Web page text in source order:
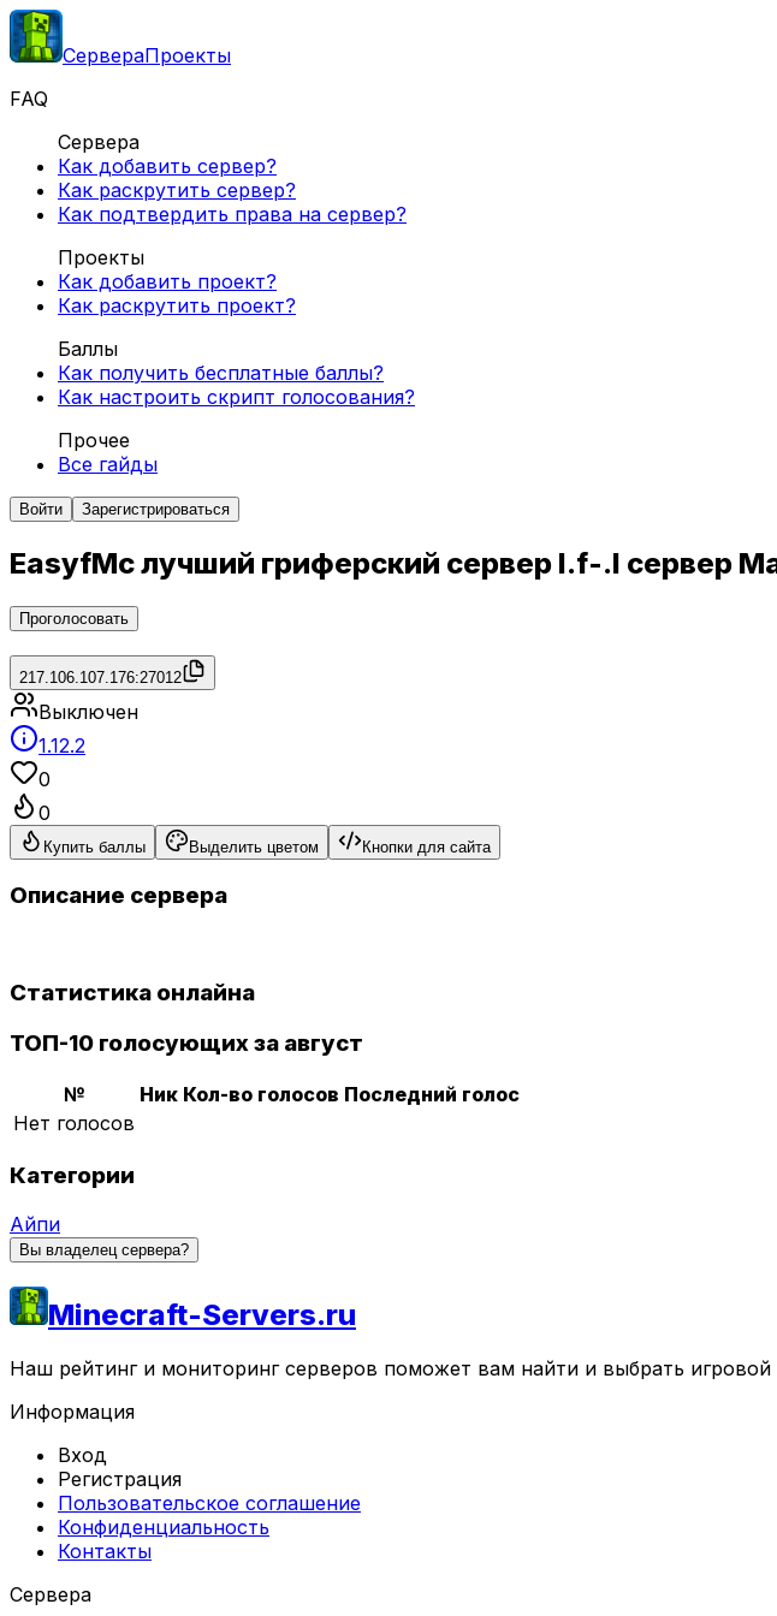
СервераПроекты
FAQ
Сервера
Как добавить сервер?
Как раскрутить сервер?
Как подтвердить права на сервер?
Проекты
Как добавить проект?
Как раскрутить проект?
Баллы
Как получить бесплатные баллы?
Как настроить скрипт голосования?
Прочее
Все гайды
Войти Зарегистрироваться
EasyfMc лучший гриферский сервер l.f-.l сервер
Проголосовать
217.106.107.176:27012
Выключен
1.12.2
0
0
Купить баллы Выделить цветом Кнопки для сайта
Описание сервера
Статистика онлайна
ТОП-10 голосующих за август
№ Ник Кол-во голосов Последний голос
Нет голосов
Категории
Айпи
Вы владелец сервера?
Minecraft-Servers.ru
Наш рейтинг и мониторинг серверов поможет вам найти и выбрать
Информация
Вход
Регистрация
Пользовательское соглашение
Конфиденциальность
Контакты
Сервера